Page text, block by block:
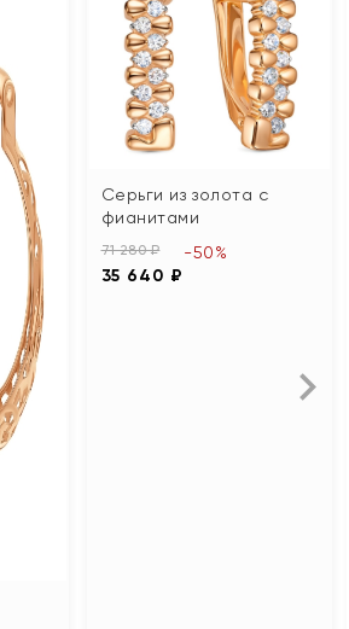
Серьги из золота с
фианитами
71 280 ₽
35 640 ₽
-50%